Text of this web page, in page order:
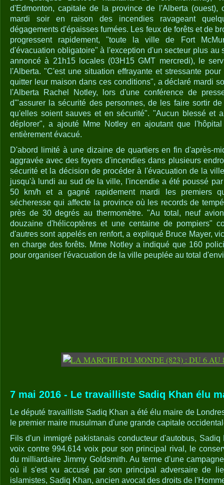
d'Edmonton, capitale de la province de l'Alberta (ouest),
mardi soir en raison des incendies ravageant
dégagements d'épaisses fumées. Les feux de forêts et de
progressent rapidement, "toute la ville de Fort
d'évacuation obligatoire" à l'exception d'un secteur plus au
annoncé à 21h15 locales (03H15 GMT mercredi), le
l'Alberta. "C'est une situation effrayante et stressante
quitter leur maison dans ces conditions", a déclaré mardi
l'Alberta Rachel Notley, lors d'une conférence de
d'"assurer la sécurité des personnes, de les faire sortir
qu'elles soient sauves et en sécurité". "Aucun blessé et
déplorer", a ajouté Mme Notley en ajoutant que
entièrement évacué.
D'abord limité à une dizaine de quartiers en fin d'après-
aggravée avec des foyers d'incendies dans plusieurs
sécurité et la décision de procéder à l'évacuation de la
jusqu'à lundi au sud de la ville, l'incendie a été poussé
50 km/h et a gagné rapidement mardi les premiers
sécheresse qui affecte la province où les records de
près de 30 degrés au thermomètre. "Au total, neuf
douzaine d'hélicoptères et une centaine de pompiers"
d'autres sont appelés en renfort, a expliqué Bruce Mayer,
en charge des forêts. Mme Notley a indiqué que 160
pour organiser l'évacuation de la ville peuplée au total
7 mai 2016 - Le travailliste Sadiq Khan élu
Le député travailliste Sadiq Khan a été élu maire de
le premier maire musulman d'une grande capitale
Fils d'un immigré pakistanais conducteur d'autobus,
voix contre 994.614 voix pour son principal rival, le
du milliardaire Jimmy Goldsmith. Au terme d'une
où il s'est vu accusé par son principal adversaire de
islamistes, Sadiq Khan, ancien avocat des droits de